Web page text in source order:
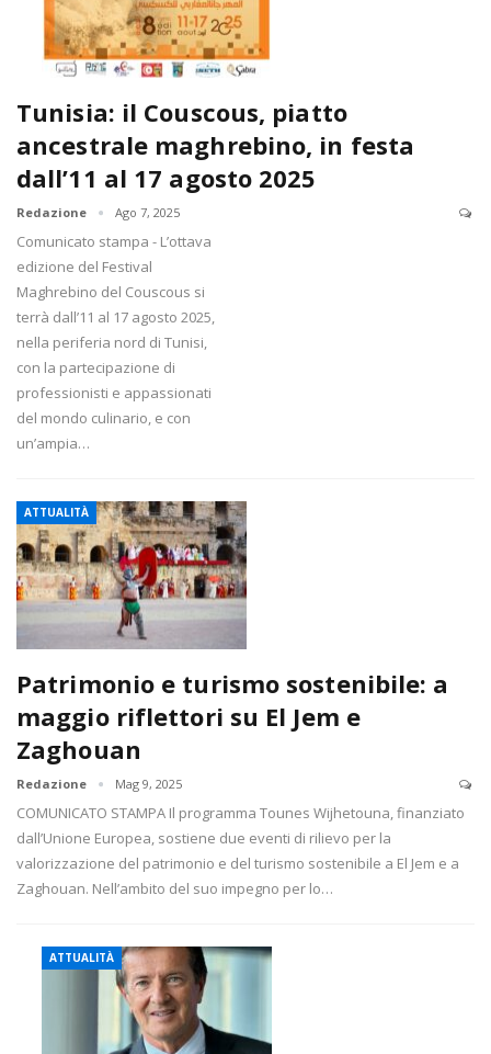
Tunisia: il Couscous, piatto
ancestrale maghrebino, in festa
dall’11 al 17 agosto 2025
Redazione Ago 7, 2025
Comunicato stampa - L’ottava
edizione del Festival
Maghrebino del Couscous si
terrà dall’11 al 17 agosto 2025,
nella periferia nord di Tunisi,
con la partecipazione di
professionisti e appassionati
del mondo culinario, e con
un’ampia…
ATTUALITÀ
Patrimonio e turismo sostenibile: a
maggio riflettori su El Jem e
Zaghouan
Redazione Mag 9, 2025
COMUNICATO STAMPA Il programma Tounes Wijhetouna, finanziato
dall’Unione Europea, sostiene due eventi di rilievo per la
valorizzazione del patrimonio e del turismo sostenibile a El Jem e a
Zaghouan. Nell’ambito del suo impegno per lo…
ATTUALITÀ